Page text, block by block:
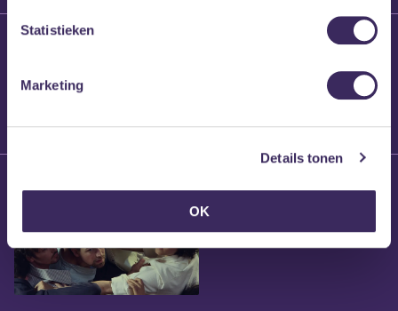
Statistieken
Marketing
Details tonen
OK
Brennt Vanneste
Willem’s Blog: Ão